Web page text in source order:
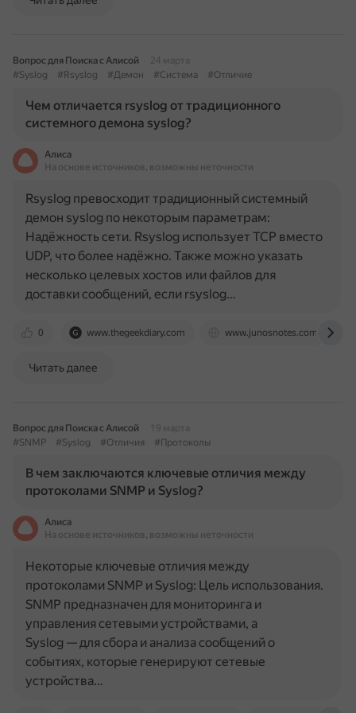
Вопрос для Поиска с Алисой
24 марта
#Syslog
#Rsyslog #Демон #Система #Отличие
Чем отличается rsyslog от традиционного
системного демона syslog?
Алиса
На основе источников, возможны неточности
0 www.thegeekdiary.com www.junosnotes.com
Rsyslog превосходит традиционный системный
демон syslog по некоторым параметрам:
Надёжность сети. Rsyslog использует TCP вместо
UDP, что более надёжно. Также можно указать
несколько целевых хостов или файлов для
доставки сообщений, если rsyslog…
Читать далее
Вопрос для Поиска с Алисой
19 марта
#SNMP
#Syslog #Отличия #Протоколы
В чем заключаются ключевые отличия между
протоколами SNMP и Syslog?
Алиса
На основе источников, возможны неточности
Некоторые ключевые отличия между
протоколами SNMP и Syslog: Цель использования.
SNMP предназначен для мониторинга и
управления сетевыми устройствами, а
Syslog — для сбора и анализа сообщений о
событиях, которые генерируют сетевые
устройства…